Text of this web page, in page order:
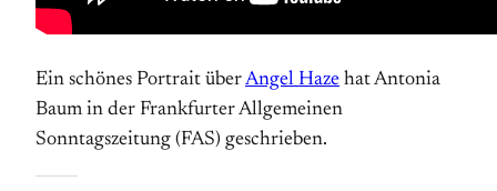
Ein schönes Portrait überAngel Haze hat Antonia
Baum in der Frankfurter Allgemeinen
Sonntagszeitung (FAS) geschrieben.